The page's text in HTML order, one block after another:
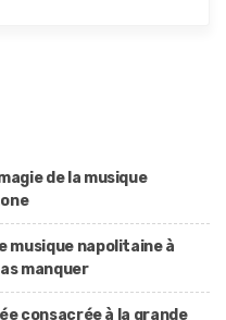
de la musique
musique napolitaine à
manquer
consacrée à la grande